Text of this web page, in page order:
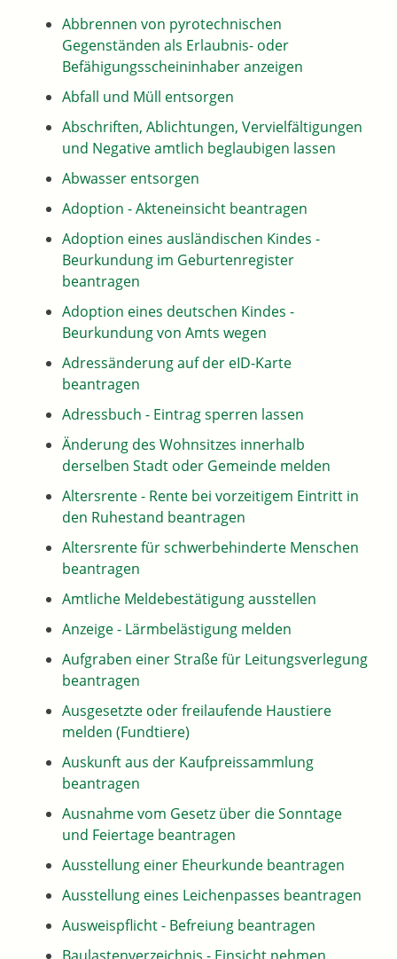
Abbrennen von pyrotechnischen
Gegenständen als Erlaubnis- oder
Befähigungsscheininhaber anzeigen
Abfall und Müll entsorgen
Abschriften, Ablichtungen, Vervielfältigungen
und Negative amtlich beglaubigen lassen
Abwasser entsorgen
Adoption - Akteneinsicht beantragen
Adoption eines ausländischen Kindes -
Beurkundung im Geburtenregister
beantragen
Adoption eines deutschen Kindes -
Beurkundung von Amts wegen
Adressänderung auf der eID-Karte
beantragen
Adressbuch - Eintrag sperren lassen
Änderung des Wohnsitzes innerhalb
derselben Stadt oder Gemeinde melden
Altersrente - Rente bei vorzeitigem Eintritt in
den Ruhestand beantragen
Altersrente für schwerbehinderte Menschen
beantragen
Amtliche Meldebestätigung ausstellen
Anzeige - Lärmbelästigung melden
Aufgraben einer Straße für Leitungsverlegung
beantragen
Ausgesetzte oder freilaufende Haustiere
melden (Fundtiere)
Auskunft aus der Kaufpreissammlung
beantragen
Ausnahme vom Gesetz über die Sonntage
und Feiertage beantragen
Ausstellung einer Eheurkunde beantragen
Ausstellung eines Leichenpasses beantragen
Ausweispflicht - Befreiung beantragen